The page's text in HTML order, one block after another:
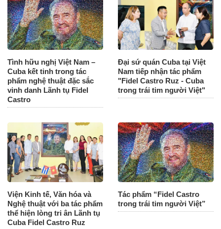
Tình hữu nghị Việt Nam –
Cuba kết tinh trong tác
phẩm nghệ thuật đặc sắc
vinh danh Lãnh tụ Fidel
Castro
Đại sứ quán Cuba tại Việt
Nam tiếp nhận tác phẩm
"Fidel Castro Ruz - Cuba
trong trái tim người Việt"
Viện Kinh tế, Văn hóa và
Nghệ thuật với ba tác phẩm
thể hiện lòng tri ân Lãnh tụ
Cuba Fidel Castro Ruz
Tác phẩm “Fidel Castro
trong trái tim người Việt”